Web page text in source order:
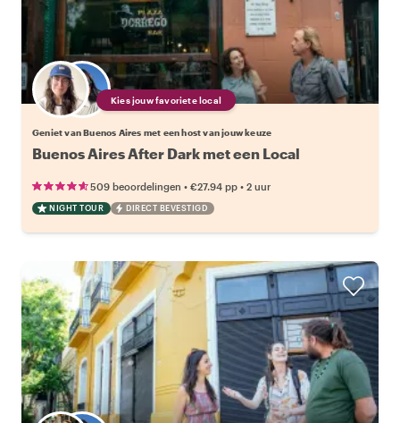
Kies jouw favoriete local
Geniet van Buenos Aires met een host van jouw keuze
Buenos Aires After Dark met een Local
509 beoordelingen • €27.94 pp • 2 uur
NIGHT TOUR DIRECT BEVESTIGD